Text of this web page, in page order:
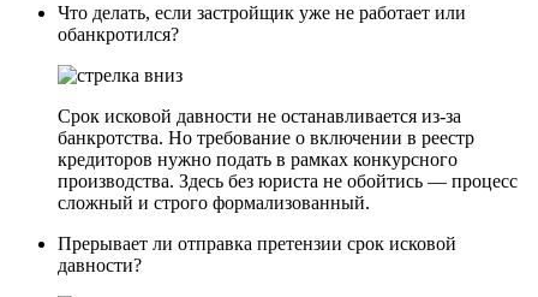
Что делать, если застройщик уже не работает или
обанкротился?
Срок исковой давности не останавливается из-за
банкротства. Но требование о включении в реестр
кредиторов нужно подать в рамках конкурсного
производства. Здесь без юриста не обойтись — процесс
сложный и строго формализованный.
Прерывает ли отправка претензии срок исковой
давности?